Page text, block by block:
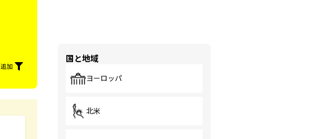
加
国と地域
ヨーロッパ
北米